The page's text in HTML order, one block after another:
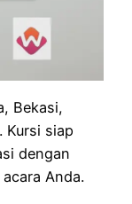
Bekasi,
Kursi siap
dengan
Anda.